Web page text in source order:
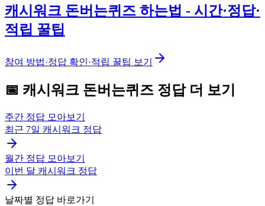
캐시워크 돈버는퀴즈 하는법 - 시간·정답·
적립 꿀팁
참여 방법·정답 확인·적립 꿀팁 보기
📅 캐시워크 돈버는퀴즈 정답 더 보기
주간 정답 모아보기
최근 7일 캐시워크 정답
월간 정답 모아보기
이번 달 캐시워크 정답
날짜별 정답 바로가기